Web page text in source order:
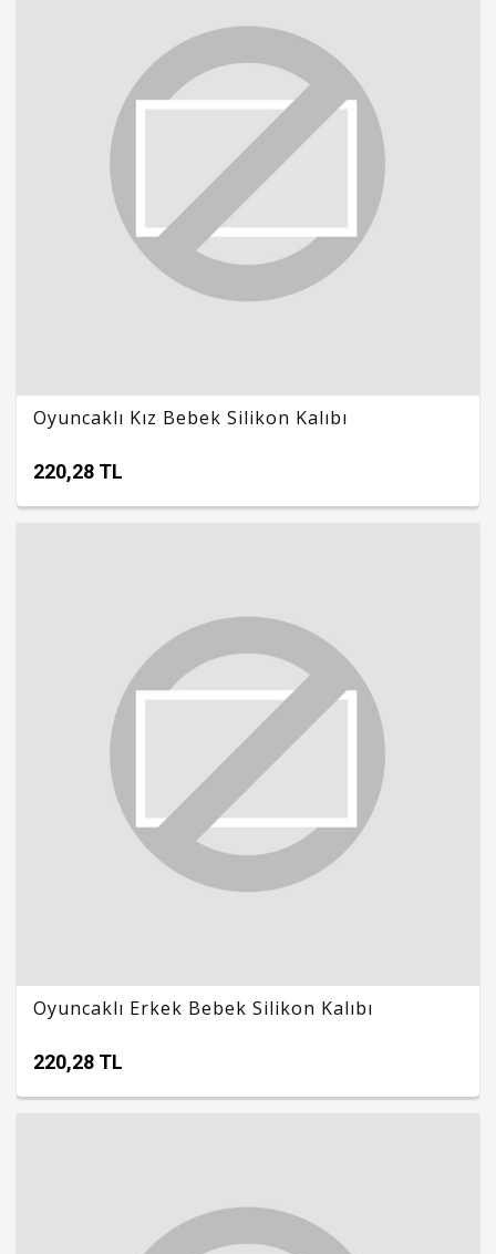
Oyuncaklı Kız Bebek Silikon Kalıbı
220,28 TL
Oyuncaklı Erkek Bebek Silikon Kalıbı
220,28 TL